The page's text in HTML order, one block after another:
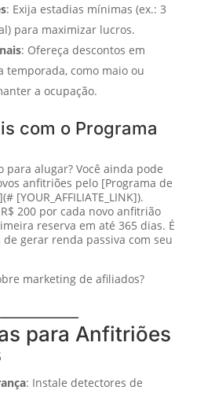
: Exija estadias mínimas (ex.: 3
para maximizar lucros.
: Ofereça descontos em
temporada, como maio ou
a ocupação.
com o Programa
para alugar? Você ainda pode
anfitriões pelo [Programa de
[YOUR_AFFILIATE_LINK]).
200 por cada novo anfitrião
reserva em até 365 dias. É
gerar renda passiva com seu
marketing de afiliados?
para Anfitriões
: Instale detectores de